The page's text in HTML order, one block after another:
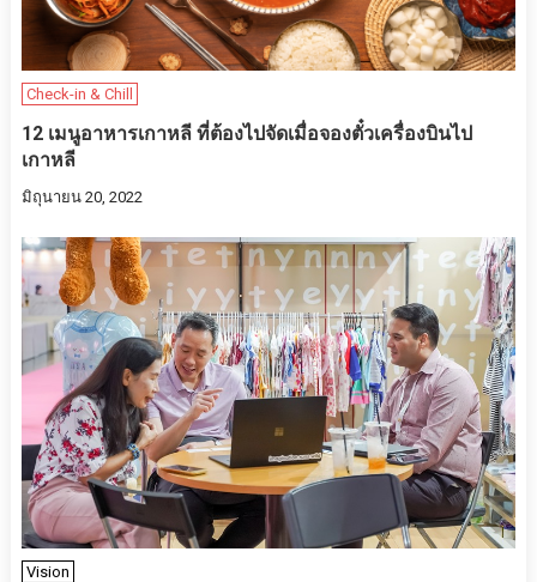
Check-in & Chill
12 เมนูอาหารเกาหลี ที่ต้องไปจัดเมื่อจองตั๋วเครื่องบินไป
เกาหลี
มิถุนายน 20, 2022
Vision